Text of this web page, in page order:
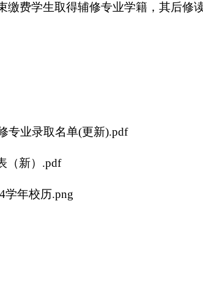
缴费学生取得辅修专业学籍，其后修
专业录取名单(更新).pdf
（新）.pdf
学年校历.png